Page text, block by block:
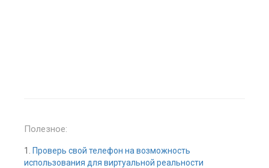
Полезное:
1.
Проверь свой телефон на возможность
использования для виртуальной реальности